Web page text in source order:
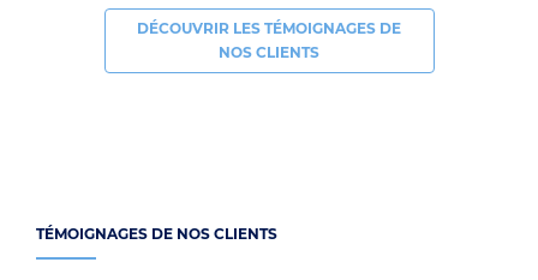
DÉCOUVRIR LES TÉMOIGNAGES DE
NOS CLIENTS
TÉMOIGNAGES DE NOS CLIENTS